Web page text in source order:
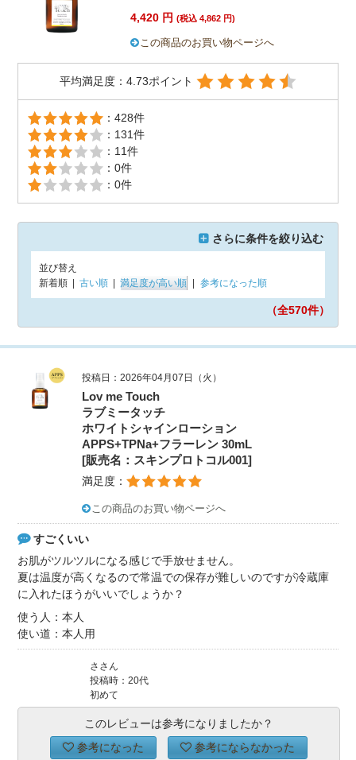
4,420 円 (税込 4,862 円)
この商品のお買い物ページへ
平均満足度：4.73ポイント
：428件
：131件
：11件
：0件
：0件
さらに条件を絞り込む
並び替え
新着順 | 古い順 | 満足度が高い順 | 参考になった順
（全570件）
投稿日：2026年04月07日（火）
Lov me Touch
ラブミータッチ
ホワイトシャインローション
APPS+TPNa+フラーレン 30mL
[販売名：スキンプロトコル001]
満足度：
この商品のお買い物ページへ
すごくいい
お肌がツルツルになる感じで手放せません。
夏は温度が高くなるので常温での保存が難しいのですが冷蔵庫
に入れたほうがいいでしょうか？
使う人：本人
使い道：本人用
ささん
投稿時：20代
初めて
このレビューは参考になりましたか？
参考になった
参考にならなかった